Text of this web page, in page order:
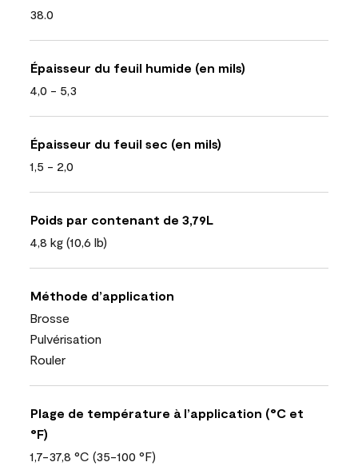
38.0
Épaisseur du feuil humide (en mils)
4,0 - 5,3
Épaisseur du feuil sec (en mils)
1,5 - 2,0
Poids par contenant de 3,79L
4,8 kg (10,6 lb)
Méthode d’application
Brosse
Pulvérisation
Rouler
Plage de température à l’application (°C et
°F)
1,7-37,8 °C (35-100 °F)